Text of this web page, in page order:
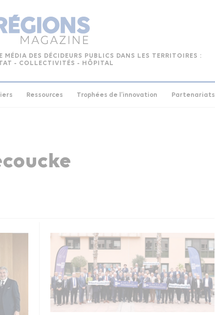
MÉDIA DES DÉCIDEURS PUBLICS DANS LES TERRITOIRES :
‑ COLLECTIVITÉS ‑ HÔPITAL
Ressources Trophées de l’innovation Partenariats